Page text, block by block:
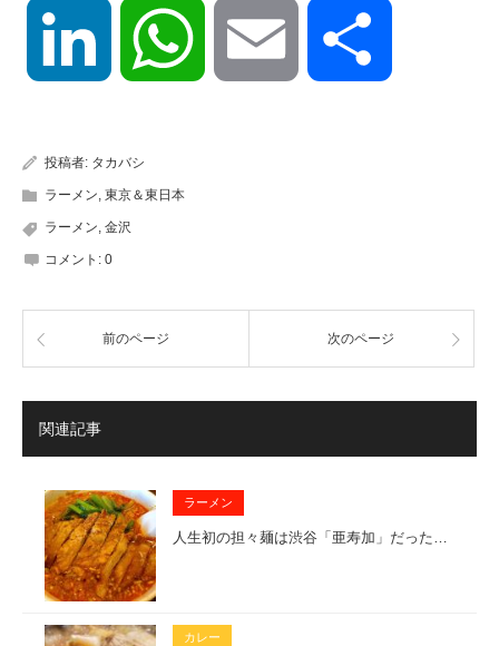
LinkedIn WhatsApp Email
投稿者: タカバシ
ラーメン 東京＆東日本
ラーメン 金沢
コメント: 0
前のページ 次のページ
関連記事
ラーメン
人生初の担々麺は渋谷「亜寿加」だった…
カレー